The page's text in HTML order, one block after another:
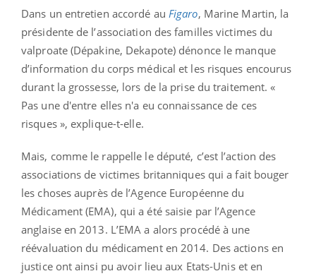
Dans un entretien accordé au Figaro, Marine Martin, la
présidente de l’association des familles victimes du
valproate (Dépakine, Dekapote) dénonce le manque
d’information du corps médical et les risques encourus
durant la grossesse, lors de la prise du traitement. «
Pas une d'entre elles n'a eu connaissance de ces
risques », explique-t-elle.
Mais, comme le rappelle le député, c’est l’action des
associations de victimes britanniques qui a fait bouger
les choses auprès de l’Agence Européenne du
Médicament (EMA), qui a été saisie par l’Agence
anglaise en 2013. L’EMA a alors procédé à une
réévaluation du médicament en 2014. Des actions en
justice ont ainsi pu avoir lieu aux Etats-Unis et en